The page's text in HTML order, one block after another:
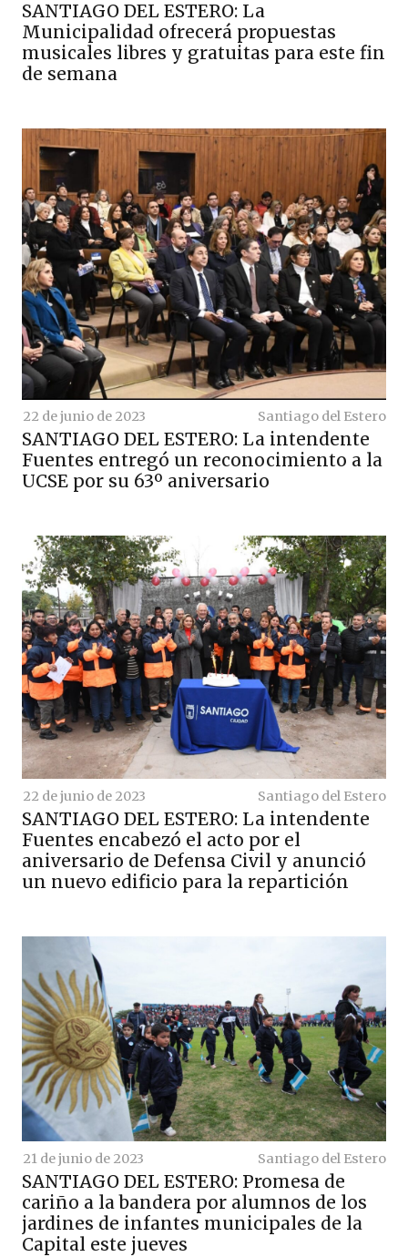
SANTIAGO DEL ESTERO: La
Municipalidad ofrecerá propuestas
musicales libres y gratuitas para este fin
de semana
22 de junio de 2023 Santiago del Estero
SANTIAGO DEL ESTERO: La intendente
Fuentes entregó un reconocimiento a la
UCSE por su 63º aniversario
22 de junio de 2023 Santiago del Estero
SANTIAGO DEL ESTERO: La intendente
Fuentes encabezó el acto por el
aniversario de Defensa Civil y anunció
un nuevo edificio para la repartición
21 de junio de 2023 Santiago del Estero
SANTIAGO DEL ESTERO: Promesa de
cariño a la bandera por alumnos de los
jardines de infantes municipales de la
Capital este jueves